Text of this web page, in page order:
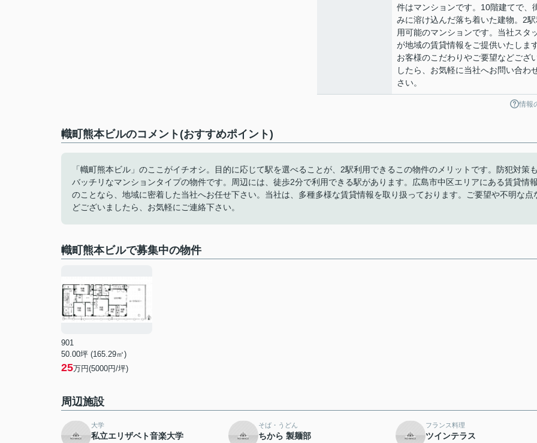
件はマンションです。10階建てで、
みに溶け込んだ落ち着いた建物。2
用可能のマンションです。当社スタ
が地域の賃貸情報をご提供いたしま
お客様のこだわりやご要望などござ
したら、お気軽に当社へお問い合わ
さい。
情報
幟町熊本ビルのコメント(おすすめポイント)
「幟町熊本ビル」のここがイチオシ。目的に応じて駅を選べることが、2駅利用できるこの物件のメリットです。防犯対策
バッチリなマンションタイプの物件です。周辺には、徒歩2分で利用できる駅があります。広島市中区エリアにある賃貸情
のことなら、地域に密着した当社へお任せ下さい。当社は、多種多様な賃貸情報を取り扱っております。ご要望や不明な点
どございましたら、お気軽にご連絡下さい。
幟町熊本ビルで募集中の物件
901
50.00坪 (165.29㎡)
25万円(5000円/坪)
周辺施設
大学
私立エリザベト音楽大学
そば・うどん
ちから 製麺部
フランス料理
ツインテラス